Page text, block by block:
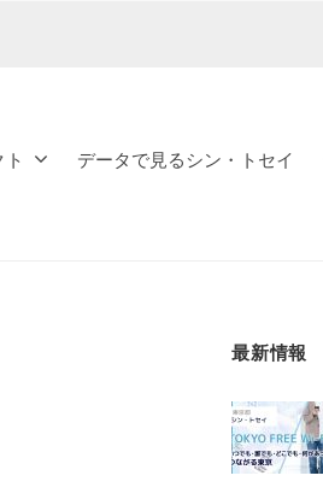
データで見るシン・トセイ
最新情報